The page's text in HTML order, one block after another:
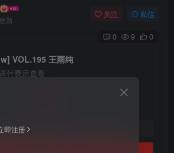
新
关注 私信
0 9 0
VOL.195 王雨纯
付费后查看
费
即注册